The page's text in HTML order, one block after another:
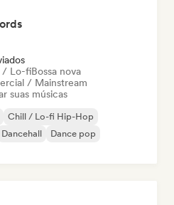
/ Lo-fiBossa nova
/ Mainstream
suas músicas
Chill / Lo-fi Hip-Hop
Dancehall
Dance pop